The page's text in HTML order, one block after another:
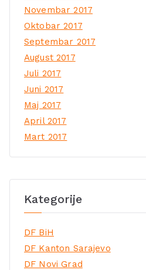
Novembar 2017
Oktobar 2017
Septembar 2017
August 2017
Juli 2017
Juni 2017
Maj 2017
April 2017
Mart 2017
Kategorije
DF BiH
DF Kanton Sarajevo
DF Novi Grad